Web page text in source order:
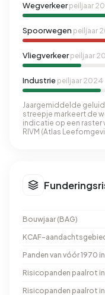
Wegverkeerpeiljaar
Spoorwegen peiljaar
Vliegverkeerpeiljaar
Industrie peiljaar 2024
Jaargemiddelde
streepje markeert de
indicatie op een raster
RIVM (Atlas
Bouwjaar (BAG)
KCAF-
Panden van vóór 1970
Risicopanden paalrot
Risicopanden paalrot